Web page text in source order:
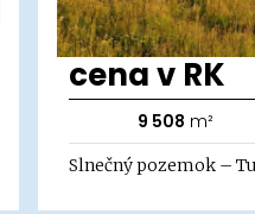
cena v RK
9 508 m²
Slnečný pozemok –